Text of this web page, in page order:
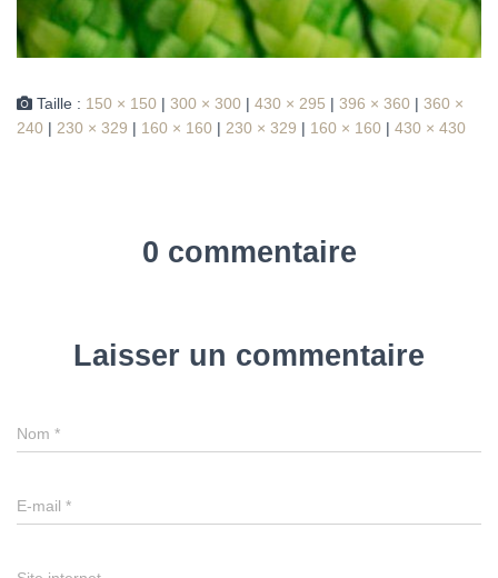
Taille : 150 × 150 | 300 × 300 | 430 × 295 | 396 × 360 | 360 ×
240 | 230 × 329 | 160 × 160 | 230 × 329 | 160 × 160 | 430 × 430
0 commentaire
Laisser un commentaire
Nom *
E-mail *